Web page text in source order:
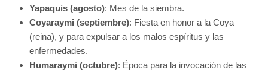
Yapaquis (agosto): Mes de la siembra.
Coyaraymi (septiembre): Fiesta en honor a la Coya
(reina), y para expulsar a los malos espíritus y las
enfermedades.
Humaraymi (octubre): Época para la invocación de las